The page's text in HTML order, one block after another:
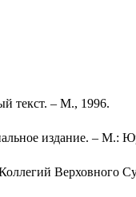
текст. – М., 1996.
издание. – М.:
Верховного